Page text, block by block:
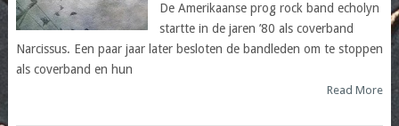
De Amerikaanse prog rock band echolyn
startte in de jaren ’80 als coverband
Narcissus. Een paar jaar later besloten de bandleden om te stoppen
als coverband en hun
Read More